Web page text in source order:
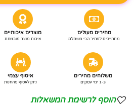
מחירים מעולים
מתחייבים למחיר הכי משתלם
מוצרים איכותיים
איכות מוצר מובטחת
משלוחים מהירים
1-3 ימי עסקים
איסוף עצמי
ניתן לאסוף מהחנות
הוסף לרשימת המשאלות